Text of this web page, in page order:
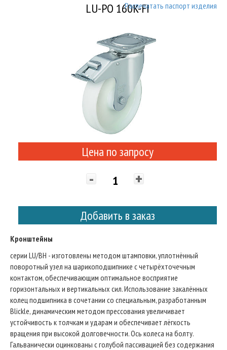
LU-PO 160K-FIРаспечатать паспорт изделия
Цена по запросу
- +
Добавить в заказ
Кронштейны
серии LU/BH - изготовлены методом штамповки, уплотнённый
поворотный узел на шарикоподшипнике с четырёхточечным
контактом, обеспечивающим оптимальное восприятие
горизонтальных и вертикальных сил. Использование закалённых
колец подшипника в сочетании со специальным, разработанным
Blickle, динамическим методом прессования увеличивает
устойчивость к толчкам и ударам и обеспечивает лёгкость
вращения при высокой долговечности. Ось колеса на болту.
Гальванически оцинкованы с голубой пассивацией без содержания